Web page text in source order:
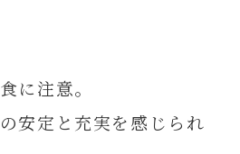
に注意。
安定と充実を感じられ